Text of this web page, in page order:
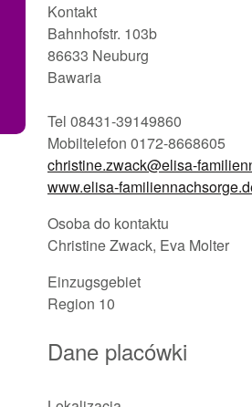
Kontakt
Bahnhofstr. 103b
86633 Neuburg
Bawaria
Tel 08431-39149860
Mobiltelefon 0172-8668605
christine.zwack@elisa-
www.elisa-
Osoba do kontaktu
Christine Zwack, Eva Molter
Einzugsgebiet
Region 10
Dane placówki